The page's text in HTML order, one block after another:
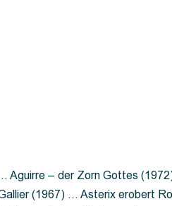
Aguirre – der Zorn Gottes
(1967) … Asterix erobert